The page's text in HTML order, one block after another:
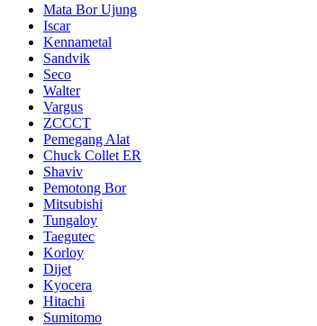
Mata Bor Ujung
Iscar
Kennametal
Sandvik
Seco
Walter
Vargus
ZCCCT
Pemegang Alat
Chuck Collet ER
Shaviv
Pemotong Bor
Mitsubishi
Tungaloy
Taegutec
Korloy
Dijet
Kyocera
Hitachi
Sumitomo